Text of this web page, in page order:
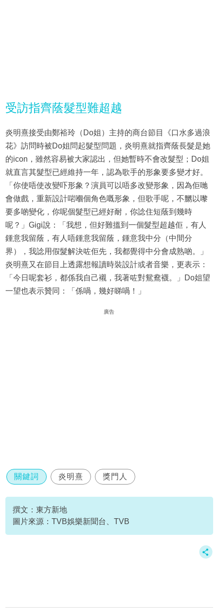
受訪指齊蔭髮型難超越
炎明熹接受由鄭裕玲（Do姐）主持的商台節目《口水多過浪
花》訪問時被Do姐問起髮型問題，炎明熹就指齊蔭長髮是她
的icon，雖然容易被大家認出，但她暫時不會改髮型；Do姐
就直言其髮型已經維持一年，認為歌手的形象要多變才好。
「你使唔使改變吓形象？演員可以唔多改變形象，因為佢哋
會做戲，重新設計啱嗰個角色嘅形象，但歌手呢，不嬲以嚟
要多啲變化，你呢個髮型已經好耐，你諗住短蔭到幾時
呢？」Gigi說：「我想，但好難搵到一個髮型超越佢，有人
鍾意我留蔭，有人唔鍾意我留蔭，鍾意我中分（中間分
界），我諗用假髮解決咗佢先，我都覺得中分會成熟啲。」
炎明熹又在節目上透露想報讀時裝設計或者音樂，更表示：
「今日呢套衫，都係我自己襯，我著咗對鴛鴦襪。」Do姐望
一望也表示贊同：「係喎，幾好睇喎！」
廣告
關鍵詞 炎明熹 獎門人
撰文：東方新地
圖片來源：TVB娛樂新聞台、TVB